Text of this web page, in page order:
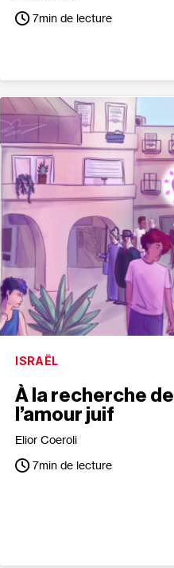
7min de lecture
ISRAËL
À la recherche de
l’amour juif
Elior Coeroli
7min de lecture